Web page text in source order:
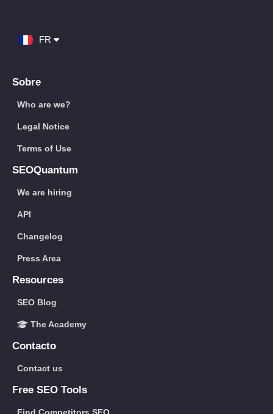
FR
Sobre
Who are we?
Legal Notice
Terms of Use
SEOQuantum
We are hiring
API
Changelog
Press Area
Resources
SEO Blog
The Academy
Contacto
Contact us
Free SEO Tools